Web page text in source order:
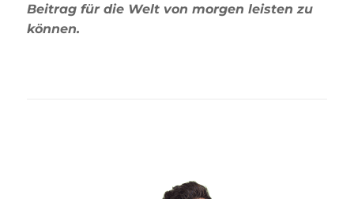
Beitrag für die Welt von morgen leisten zu
können.